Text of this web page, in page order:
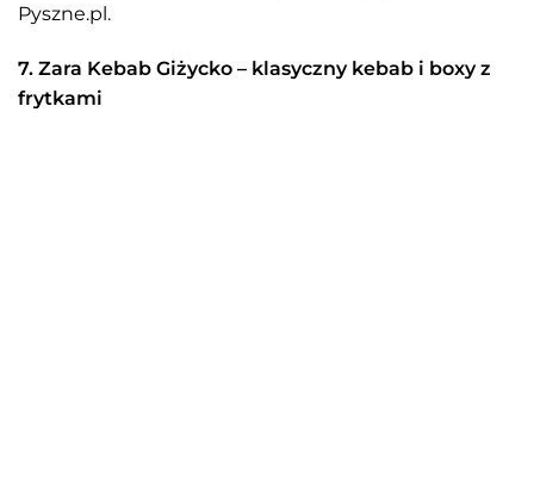
Pyszne.pl.
7. Zara Kebab Giżycko – klasyczny kebab i boxy z
frytkami